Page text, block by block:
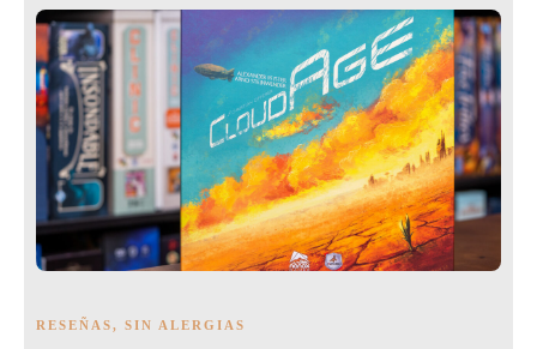
RESEÑAS, SIN ALERGIAS